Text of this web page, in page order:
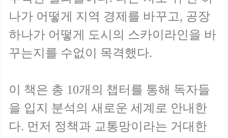
나가 어떻게 지역 경제를 바꾸고, 공장
하나가 어떻게 도시의 스카이라인을 바
꾸는지를 수없이 목격했다.
이 책은 총 10개의 챕터를 통해 독자들
을 입지 분석의 새로운 세계로 안내한
다. 먼저 정책과 교통망이라는 거대한